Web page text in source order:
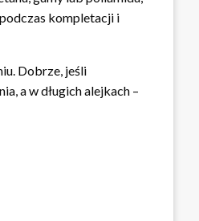
kompletacji i
Dobrze, jeśli
a w długich alejkach –